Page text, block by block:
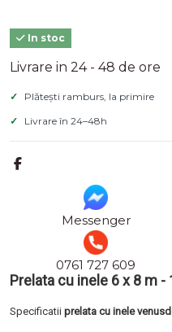
In stoc
Livrare in 24 - 48 de ore
Prelata cu inele 6 x 8 m
Specificatii prelata cu inele
Plătești ramburs, la primire
Livrare în 24–48h
Messenger
0761 727 609